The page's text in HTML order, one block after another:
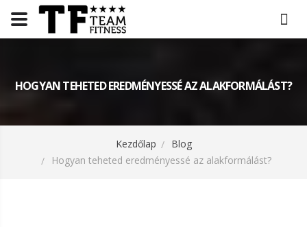
HOGYAN TEHETED EREDMÉNYESSÉ AZ ALAKFORMÁLÁST?
Kezdőlap
Blog
Hogyan teheted eredményessé az alakformálást?